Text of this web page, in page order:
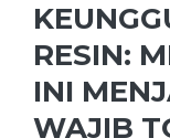
RESIN:
INI
WAJIB